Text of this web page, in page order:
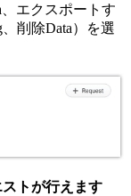
、エクスポートす
、削除Data）を選
トが行えます